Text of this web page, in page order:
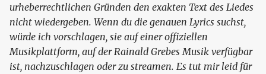
urheberrechtlichen Gründen den exakten Text des Liedes
nicht wiedergeben. Wenn du die genauen Lyrics suchst,
würde ich vorschlagen, sie auf einer offiziellen
Musikplattform, auf der Rainald Grebes Musik verfügbar
ist, nachzuschlagen oder zu streamen. Es tut mir leid für